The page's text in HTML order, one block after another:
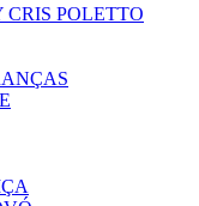
POLETTO